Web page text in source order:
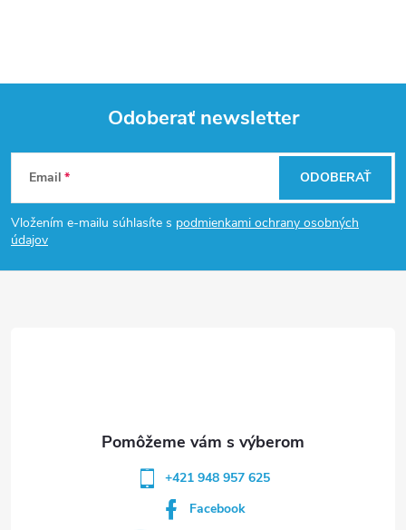
Z
á
p
Odoberať newsletter
Email
Vložením e-mailu súhlasíte s podmienkami ochrany osobných
údajov
ODOBERAŤ
+421 948 957 625
Facebook